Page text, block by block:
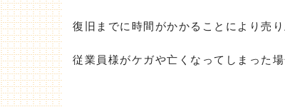
復旧までに時間がかかることにより売
従業員様がケガや亡くなってしまった